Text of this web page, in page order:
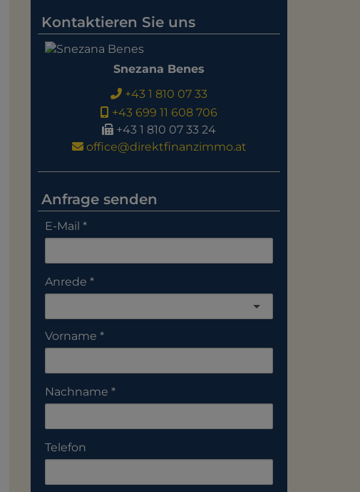
Kontaktieren Sie uns
Snezana Benes
+43 1 810 07 33
+43 699 11 608 706
+43 1 810 07 33 24
office@direktfinanzimmo.at
Anfrage senden
E-Mail
Anrede
Vorname
Nachname
Telefon